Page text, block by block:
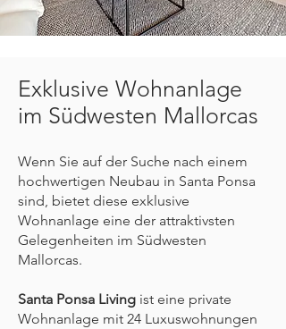
Exklusive Wohnanlage
im Südwesten Mallorcas
Wenn Sie auf der Suche nach einem
hochwertigen Neubau in Santa Ponsa
sind, bietet diese exklusive
Wohnanlage eine der attraktivsten
Gelegenheiten im Südwesten
Mallorcas.
Santa Ponsa Living ist eine private
Wohnanlage mit 24 Luxuswohnungen